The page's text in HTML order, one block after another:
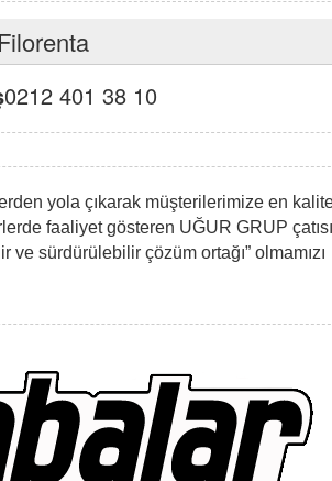
Filorenta
0212 401 38 10
yola çıkarak müşterilerimize en
faaliyet gösteren UĞUR GRUP çatısı
sürdürülebilir çözüm ortağı” olmamızı